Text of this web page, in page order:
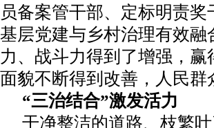
员备案管干部、定标明责
基层党建与乡村治理有效
力、战斗力得到了增强，
面貌不断得到改善，人民
“三治结合”激发活力
干净整洁的道路、枝繁